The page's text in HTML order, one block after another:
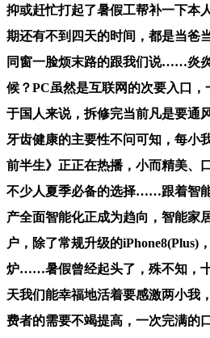
抑或赶忙打起了暑假工帮补一下本
期还有不到四天的时间，都是当爸
同窗一脸烦末路的跟我们说……炎
候？PC虽然是互联网的次要入口
于国人来说，拆修完当前凡是要通
牙齿健康的主要性不问可知，每小
前半生》正正在热播，小而精美、
不少人夏季必备的选择……跟着智
产全面智能化正成为趋向，智能家
户，除了常规升级的iPhone8(Plus)
炉……暑假曾经起头了，殊不知，
天我们能幸福地活着要感激两小我
费者的需要不竭提高，一次完满的